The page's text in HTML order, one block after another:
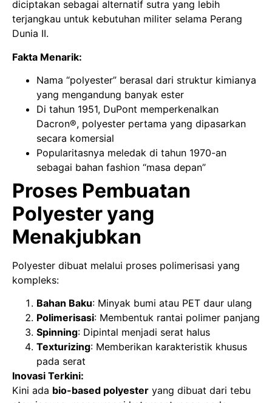
diciptakan sebagai alternatif sutra yang lebih
terjangkau untuk kebutuhan militer selama Perang
Dunia II.
Fakta Menarik:
Nama “polyester” berasal dari struktur kimianya
yang mengandung banyak ester
Di tahun 1951, DuPont memperkenalkan
Dacron®, polyester pertama yang dipasarkan
secara komersial
Popularitasnya meledak di tahun 1970-an
sebagai bahan fashion “masa depan”
Proses Pembuatan
Polyester yang
Menakjubkan
Polyester dibuat melalui proses polimerisasi yang
kompleks:
Bahan Baku: Minyak bumi atau PET daur ulang
Polimerisasi: Membentuk rantai polimer panjang
Spinning: Dipintal menjadi serat halus
Texturizing: Memberikan karakteristik khusus
pada serat
Inovasi Terkini:
Kini ada bio-based polyester yang dibuat dari tebu